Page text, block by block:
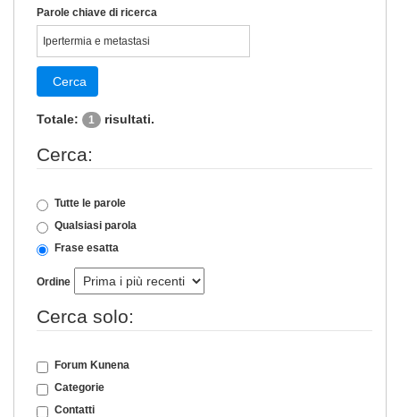
Parole chiave di ricerca
Cerca
Totale: 1 risultati.
Cerca:
Tutte le parole
Qualsiasi parola
Frase esatta
Ordine
Cerca solo:
Forum Kunena
Categorie
Contatti